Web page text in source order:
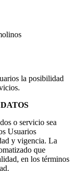
la posibilidad
o servicio sea
Usuarios
y vigencia. La
que
en los términos